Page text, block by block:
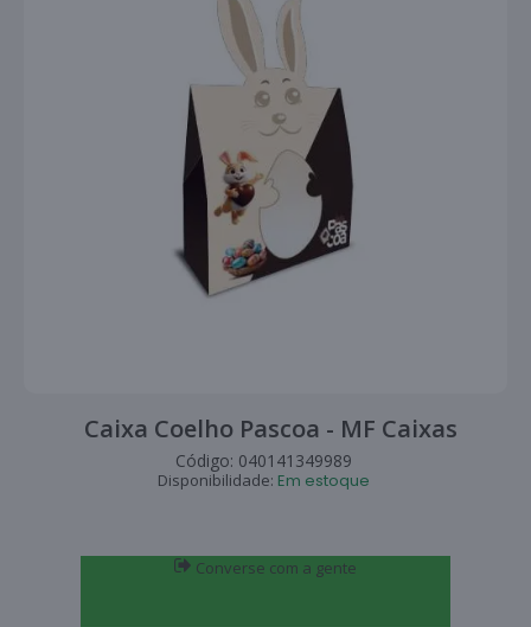
Caixa Coelho Pascoa - MF Caixas
Código: 040141349989
Disponibilidade: Em estoque
Converse com a gente